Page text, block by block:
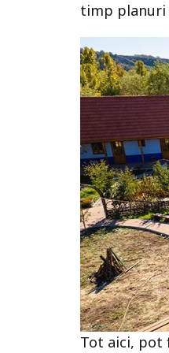
timp planuri
Tot aici, pot